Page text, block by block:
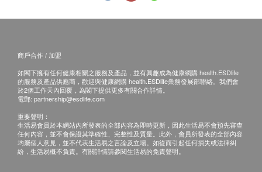
LiveLonger 利活加 客戶服務部跟進。
電郵: info@livelonger.com.hk
商戶合作 / 加盟
如閣下擁有任何健康相關之服務及產品，並有興趣成為健康網購 health.ESDlife
的服務及產品供應商，歡迎與健康網購 health.ESDlife業務發展部聯絡。我們會
於2個工作天內回覆，為閣下提供更多有關合作詳情。
電郵: partnership@esdlife.com
重要聲明：
生活易會員於本網站內所發表的全部內容為即時更新，因此生活易不會預先審查
任何內容，並不會保證其準確性、完整性及質量。此外，會員所發表的全部內容
均屬個人意見，並不代表生活易之言論及立場。如從而引起任何損失或法律糾
紛，生活易概不負責。有關詳情請參閱生活易的免責聲明。